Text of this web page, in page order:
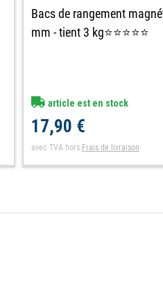
Bacs de rangement
mm - tient 3 kg⭐⭐⭐⭐⭐
article est en stock
17,90 €
avec TVA hors Frais de livraison